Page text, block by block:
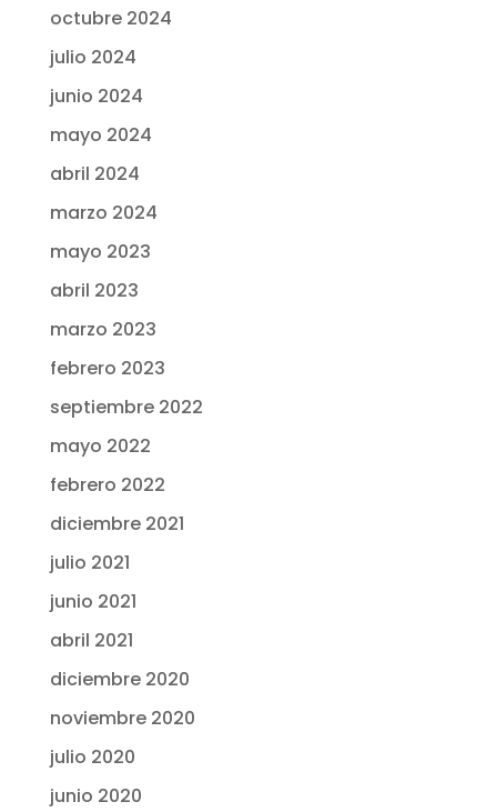
octubre 2024
julio 2024
junio 2024
mayo 2024
abril 2024
marzo 2024
mayo 2023
abril 2023
marzo 2023
febrero 2023
septiembre 2022
mayo 2022
febrero 2022
diciembre 2021
julio 2021
junio 2021
abril 2021
diciembre 2020
noviembre 2020
julio 2020
junio 2020